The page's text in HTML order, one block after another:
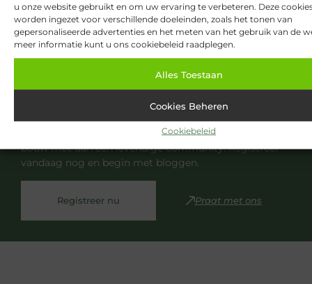
u onze website gebruikt en om uw ervaring te verbeteren. Deze
worden ingezet voor verschillende doeleinden, zoals het tonen van
gepersonaliseerde advertenties en het meten van het gebruik van de
meer informatie kunt u ons cookiebeleid raadplegen.
Alles Toestaan
Cookies Beheren
Cookiebeleid
Registreer nu en word deel van ons
platform!
Ben jij een gepassioneerde schrijver of een
nieuwsgierige lezer? Sluit je aan bij ons blogplatform
en deel jouw verhalen, ontdek inspirerende blogs en
bouw mee aan een levendige community. Registreer
vandaag nog en begin met bloggen.
Registreer nu Praat met ons